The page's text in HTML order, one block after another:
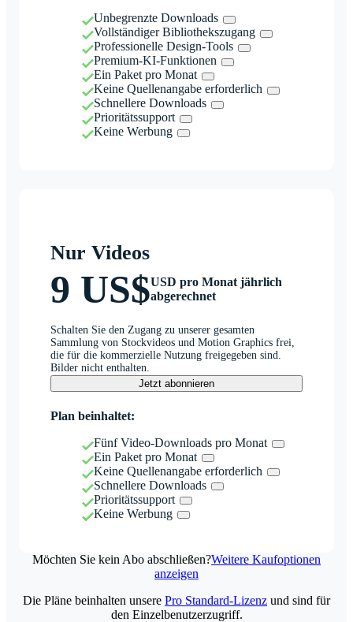
Unbegrenzte Downloads
Vollständiger Bibliothekszugang
Professionelle Design-Tools
Premium-KI-Funktionen
Ein Paket pro Monat
Keine Quellenangabe erforderlich
Schnellere Downloads
Prioritätssupport
Keine Werbung
Nur Videos
9 US$USD pro Monat jährlich
abgerechnet
Schalten Sie den Zugang zu unserer gesamten
Sammlung von Stockvideos und Motion Graphics frei,
die für die kommerzielle Nutzung freigegeben sind.
Bilder nicht enthalten.
Jetzt abonnieren
Plan beinhaltet:
Fünf Video-Downloads pro Monat
Ein Paket pro Monat
Keine Quellenangabe erforderlich
Schnellere Downloads
Prioritätssupport
Keine Werbung
Möchten Sie kein Abo abschließen?Weitere Kaufoptionen
anzeigen
Die Pläne beinhalten unsere Pro Standard-Lizenz und sind für
den Einzelbenutzerzugriff.